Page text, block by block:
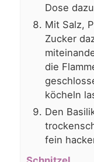
Dose
Mit Salz,
Zucker
die
köcheln
Den
fein